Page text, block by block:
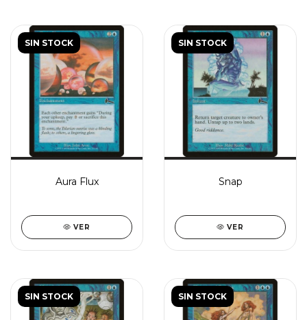
SIN STOCK
Aura Flux
VER
SIN STOCK
Snap
VER
SIN STOCK SIN STOCK